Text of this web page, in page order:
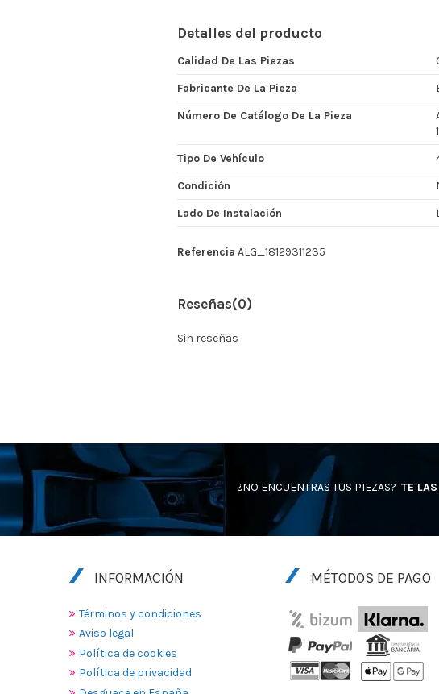
Detalles del producto
Calidad De Las Piezas
Fabricante De La Pieza
Número De Catálogo De La Pieza
Tipo De Vehículo
Condición
Lado De Instalación
Referencia ALG_18129311235
Reseñas(0)
Sin reseñas
¿NO ENCUENTRAS TUS PIEZAS? TE
INFORMACIÓN
Términos y condiciones
Aviso legal
Política de cookies
Política de privacidad
MÉTODOS DE PAGO